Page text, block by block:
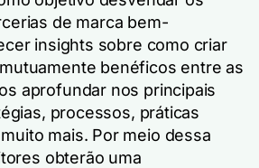
de marca bem-
insights sobre como criar
benéficos entre as
aprofundar nos principais
processos, práticas
mais. Por meio dessa
obterão uma